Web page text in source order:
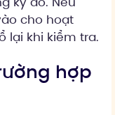
cho hoạt
lại khi kiểm tra.
hợp